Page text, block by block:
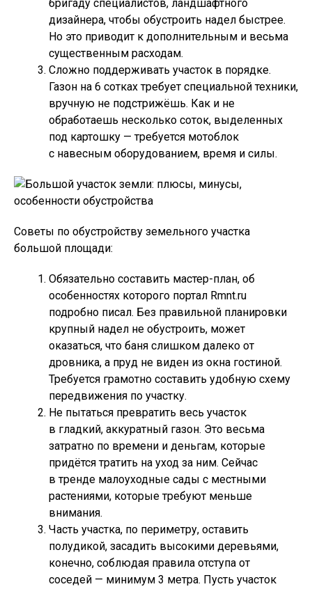
бригаду специалистов, ландшафтного
дизайнера, чтобы обустроить надел быстрее.
Но это приводит к дополнительным и весьма
существенным расходам.
Сложно поддерживать участок в порядке.
Газон на 6 сотках требует специальной техники,
вручную не подстрижёшь. Как и не
обработаешь несколько соток, выделенных
под картошку — требуется мотоблок
с навесным оборудованием, время и силы.
Советы по обустройству земельного участка
большой площади:
Обязательно составить мастер-план, об
особенностях которого портал Rmnt.ru
подробно писал. Без правильной планировки
крупный надел не обустроить, может
оказаться, что баня слишком далеко от
дровника, а пруд не виден из окна гостиной.
Требуется грамотно составить удобную схему
передвижения по участку.
Не пытаться превратить весь участок
в гладкий, аккуратный газон. Это весьма
затратно по времени и деньгам, которые
придётся тратить на уход за ним. Сейчас
в тренде малоуходные сады с местными
растениями, которые требуют меньше
внимания.
Часть участка, по периметру, оставить
полудикой, засадить высокими деревьями,
конечно, соблюдая правила отступа от
соседей — минимум 3 метра. Пусть участок